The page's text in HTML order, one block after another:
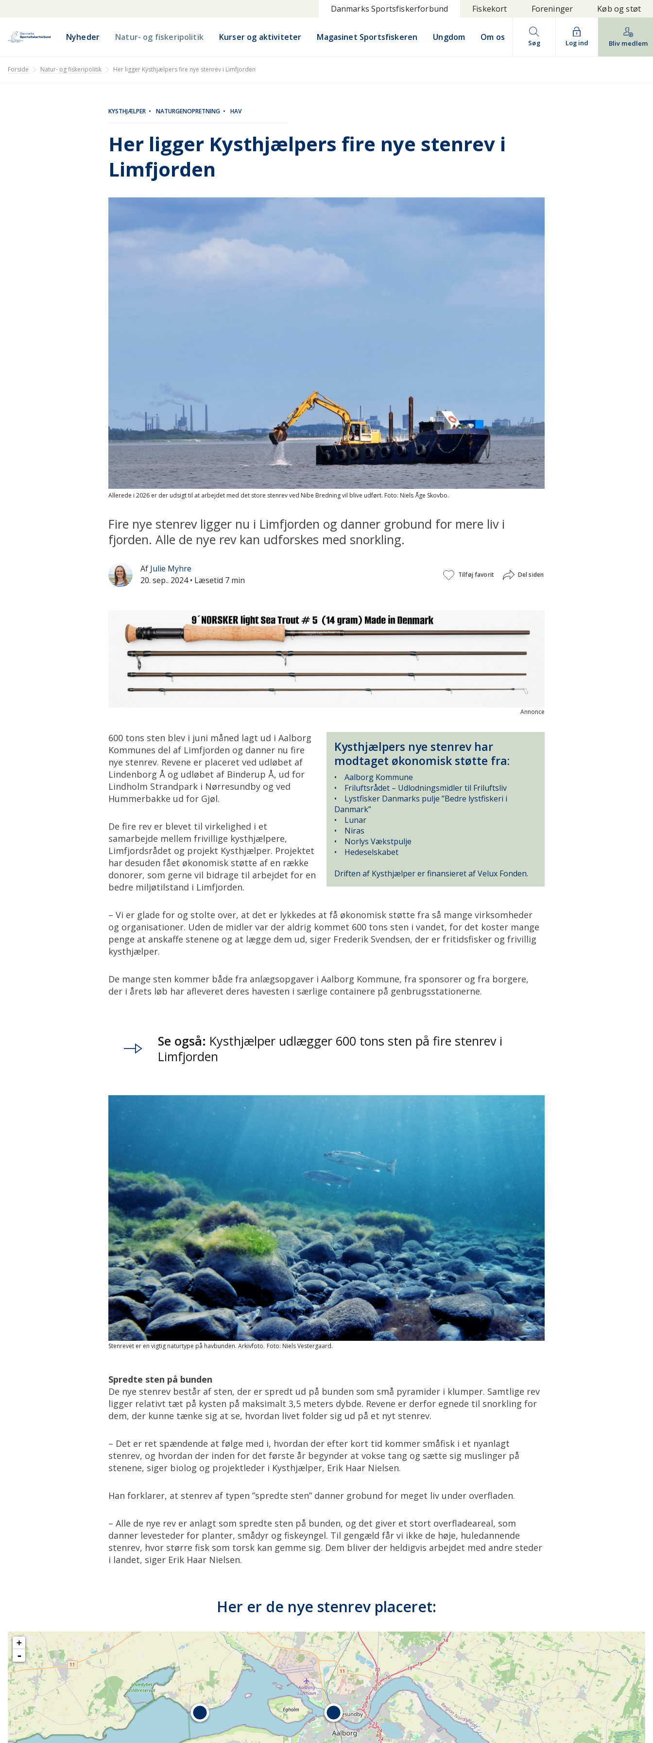
Danmarks Sportsfiskerforbund Fiskekort Foreninger Køb og støt
Nyheder Natur- og fiskeripolitik Kurser og aktiviteter Magasinet Sportsfiskeren Ungdom Om os
Søg Log ind Bliv medlem
Forside Natur- og fiskeripolitik Her ligger Kysthjælpers fire nye stenrev i Limfjorden
KYSTHJÆLPER • NATURGENOPRETNING • HAV
Her ligger Kysthjælpers fire nye stenrev i
Limfjorden
Allerede i 2026 er der udsigt til at arbejdet med det store stenrev ved Nibe Bredning vil blive udført. Foto: Niels Åge Skovbo.
Fire nye stenrev ligger nu i Limfjorden og danner grobund for mere liv i
fjorden. Alle de nye rev kan udforskes med snorkling.
Af Julie Myhre
20. sep.. 2024• Læsetid 7 min Tilføj favorit Del siden
Annonce
Kysthjælpers nye stenrev har
modtaget økonomisk støtte fra:
• Aalborg Kommune
• Friluftsrådet – Udlodningsmidler til Friluftsliv
• Lystfisker Danmarks pulje ”Bedre lystfiskeri i
Danmark”
• Lunar
• Niras
• Norlys Vækstpulje
• Hedeselskabet
Driften af Kysthjælper er finansieret af Velux Fonden.
600 tons sten blev i juni måned lagt ud i Aalborg
Kommunes del af Limfjorden og danner nu fire
nye stenrev. Revene er placeret ved udløbet af
Lindenborg Å og udløbet af Binderup Å, ud for
Lindholm Strandpark i Nørresundby og ved
Hummerbakke ud for Gjøl.
De fire rev er blevet til virkelighed i et
samarbejde mellem frivillige kysthjælpere,
Limfjordsrådet og projekt Kysthjælper. Projektet
har desuden fået økonomisk støtte af en række
donorer, som gerne vil bidrage til arbejdet for en
bedre miljøtilstand i Limfjorden.
– Vi er glade for og stolte over, at det er lykkedes at få økonomisk støtte fra så mange virksomheder
og organisationer. Uden de midler var der aldrig kommet 600 tons sten i vandet, for det koster mange
penge at anskaffe stenene og at lægge dem ud, siger Frederik Svendsen, der er fritidsfisker og frivillig
kysthjælper.
De mange sten kommer både fra anlægsopgaver i Aalborg Kommune, fra sponsorer og fra borgere,
der i årets løb har afleveret deres havesten i særlige containere på genbrugsstationerne.
Se også: Kysthjælper udlægger 600 tons sten på fire stenrev i
Limfjorden
Stenrevet er en vigtig naturtype på havbunden. Arkivfoto. Foto: Niels Vestergaard.
Spredte sten på bunden
De nye stenrev består af sten, der er spredt ud på bunden som små pyramider i klumper. Samtlige rev
ligger relativt tæt på kysten på maksimalt 3,5 meters dybde. Revene er derfor egnede til snorkling for
dem, der kunne tænke sig at se, hvordan livet folder sig ud på et nyt stenrev.
– Det er ret spændende at følge med i, hvordan der efter kort tid kommer småfisk i et nyanlagt
stenrev, og hvordan der inden for det første år begynder at vokse tang og sætte sig muslinger på
stenene, siger biolog og projektleder i Kysthjælper, Erik Haar Nielsen.
Han forklarer, at stenrev af typen ”spredte sten” danner grobund for meget liv under overfladen.
– Alle de nye rev er anlagt som spredte sten på bunden, og det giver et stort overfladeareal, som
danner levesteder for planter, smådyr og fiskeyngel. Til gengæld får vi ikke de høje, huledannende
stenrev, hvor større fisk som torsk kan gemme sig. Dem bliver der heldigvis arbejdet med andre steder
i landet, siger Erik Haar Nielsen.
Her er de nye stenrev placeret:
+
-